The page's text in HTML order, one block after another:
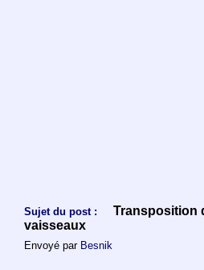
Sujet du post :
Transposition
vaisseaux
Envoyé par Besnik